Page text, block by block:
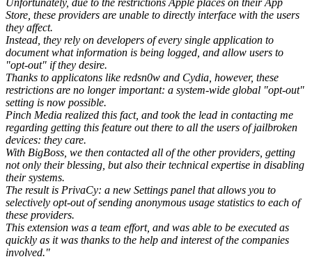
Store, these providers are unable to directly interface with the users
they affect.
Instead, they rely on developers of every single application to
document what information is being logged, and allow users to
"opt-out" if they desire.
Thanks to applicatons like redsn0w and Cydia, however, these
restrictions are no longer important: a system-wide global "opt-out"
setting is now possible.
Pinch Media realized this fact, and took the lead in contacting me
regarding getting this feature out there to all the users of jailbroken
devices: they care.
With BigBoss, we then contacted all of the other providers, getting
not only their blessing, but also their technical expertise in disabling
their systems.
The result is PrivaCy: a new Settings panel that allows you to
selectively opt-out of sending anonymous usage statistics to each of
these providers.
This extension was a team effort, and was able to be executed as
quickly as it was thanks to the help and interest of the companies
involved."